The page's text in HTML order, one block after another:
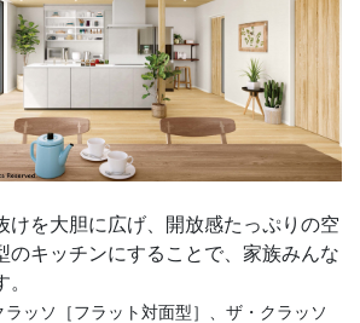
けを大胆に広げ、開放感たっぷりの空
のキッチンにすることで、家族みんな
ッソ［フラット対面型］、ザ・クラッソ